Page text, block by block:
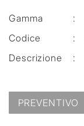
Gamma :
Codice
:
Descrizione
:
PREVENTIVO